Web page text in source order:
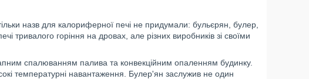
назв для калориферної печі не придумали: бульєрян, булер,
тривалого горіння на дровах, але різних виробників зі своїми
спалюванням палива та конвекційним опаленням будинку.
температурні навантаження. Булер'ян заслужив не один